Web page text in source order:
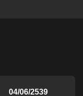
04/06/2539